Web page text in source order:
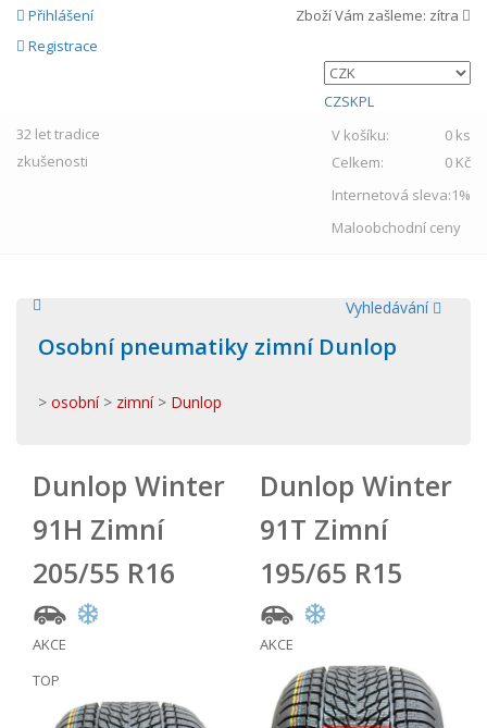
Přihlášení
Registrace
Zboží Vám zašleme: zítra
CZSKPL
32 lettradice
zkušenosti
V košíku:
0 ks
Celkem:
0 Kč
Internetová sleva:1%
Maloobchodní ceny
Vyhledávání
Osobní pneumatiky zimní Dunlop
> osobní> zimní> Dunlop
Dunlop Winter
91H Zimní
205/55 R16
AKCE
TOP
Dunlop Winter
91T Zimní
195/65 R15
AKCE